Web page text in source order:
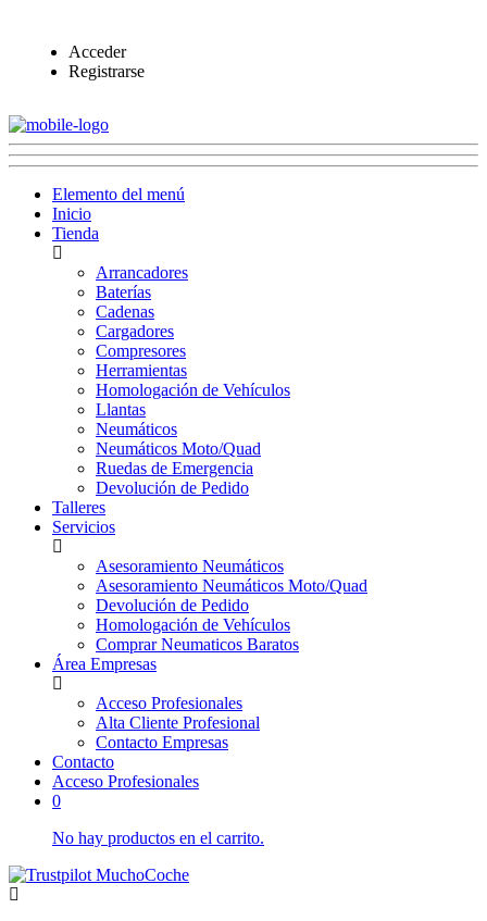
Acceder
Registrarse
Elemento del menú
Inicio
Tienda
Arrancadores
Baterías
Cadenas
Cargadores
Compresores
Herramientas
Homologación de Vehículos
Llantas
Neumáticos
Neumáticos Moto/Quad
Ruedas de Emergencia
Devolución de Pedido
Talleres
Servicios
Asesoramiento Neumáticos
Asesoramiento Neumáticos Moto/Quad
Devolución de Pedido
Homologación de Vehículos
Comprar Neumaticos Baratos
Área Empresas
Acceso Profesionales
Alta Cliente Profesional
Contacto Empresas
Contacto
Acceso Profesionales
0
No hay productos en el carrito.